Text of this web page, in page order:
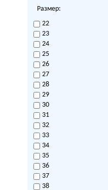
Размер:
22
23
24
25
26
27
28
29
30
31
32
33
34
35
36
37
38